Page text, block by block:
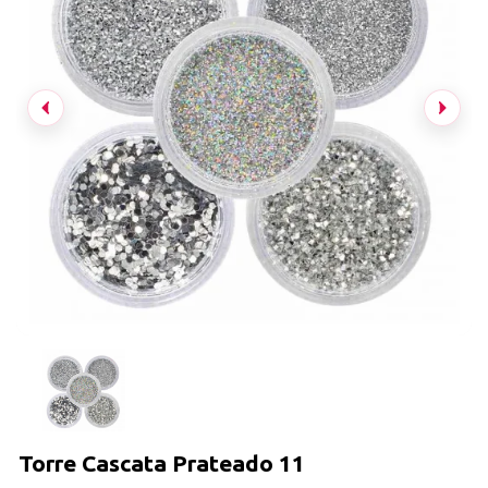
Torre Cascata Prateado 11